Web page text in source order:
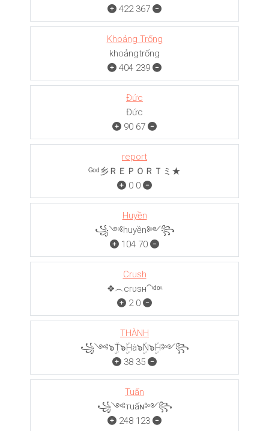
422 367
Khoảng Trống
khoảngㅤㅤㅤtrống
404 239
Đức
Đức
90 67
report
ᴳᵒᵈ乡ＲＥＰＯＲＴミ★
0 0
Huyền
꧁༺huyền༻꧂
104 70
Crush
❖︵crυѕн⁀ᶦᵈᵒᶫ
2 0
THÀNH
꧁༺๖ۣۜT๖ۣۜHà๖ۣۜN๖ۣۜH༻꧂
38 35
Tuấn
꧁༺тuấɴ༻꧂
248 123